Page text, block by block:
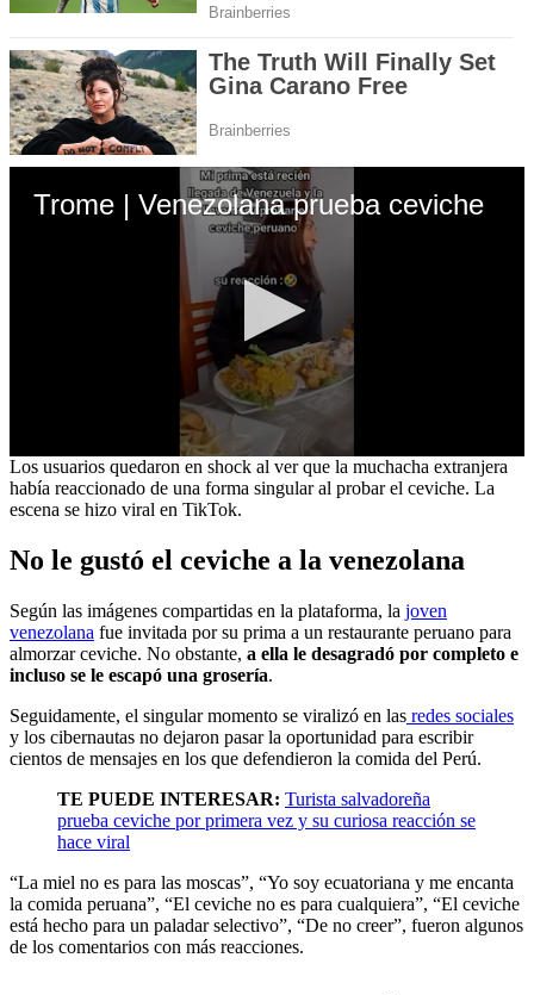
Trome | Venezolana prueba ceviche
0
seconds
of
19
Los usuarios quedaron en shock al ver que la muchacha extranjera
había reaccionado de una forma singular al probar el ceviche. La
escena se hizo viral en TikTok.
No le gustó el ceviche a la venezolana
Según las imágenes compartidas en la plataforma, la joven
venezolana fue invitada por su prima a un restaurante peruano para
almorzar ceviche. No obstante, a ella le desagradó por completo e
incluso se le escapó una grosería.
Seguidamente, el singular momento se viralizó en las redes sociales
y los cibernautas no dejaron pasar la oportunidad para escribir
cientos de mensajes en los que defendieron la comida del Perú.
TE PUEDE INTERESAR: Turista salvadoreña
prueba ceviche por primera vez y su curiosa reacción se
hace viral
“La miel no es para las moscas”, “Yo soy ecuatoriana y me encanta
la comida peruana”, “El ceviche no es para cualquiera”, “El ceviche
está hecho para un paladar selectivo”, “De no creer”, fueron algunos
de los comentarios con más reacciones.